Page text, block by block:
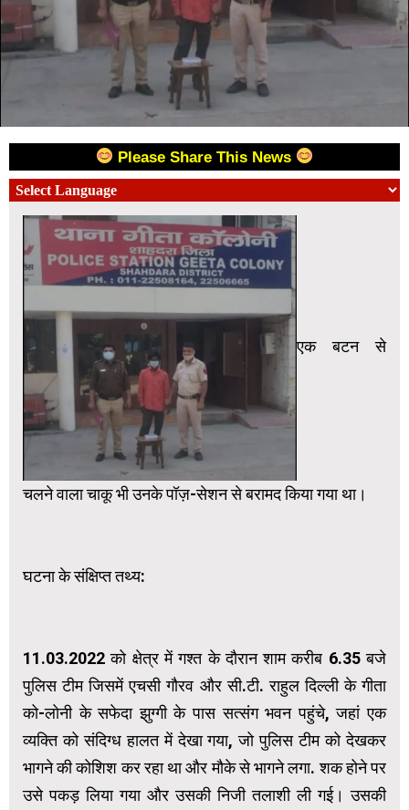
Please Share This News
एक बटन से
चलने वाला चाकू भी उनके पॉज़-सेशन से बरामद किया गया था।
घटना के संक्षिप्त तथ्य:
11.03.2022 को क्षेत्र में गश्त के दौरान शाम करीब 6.35 बजे
पुलिस टीम जिसमें एचसी गौरव और सी.टी. राहुल दिल्ली के गीता
को-लोनी के सफेदा झुग्गी के पास सत्संग भवन पहुंचे, जहां एक
व्यक्ति को संदिग्ध हालत में देखा गया, जो पुलिस टीम को देखकर
भागने की कोशिश कर रहा था और मौके से भागने लगा. शक होने पर
उसे पकड़ लिया गया और उसकी निजी तलाशी ली गई। उसकी